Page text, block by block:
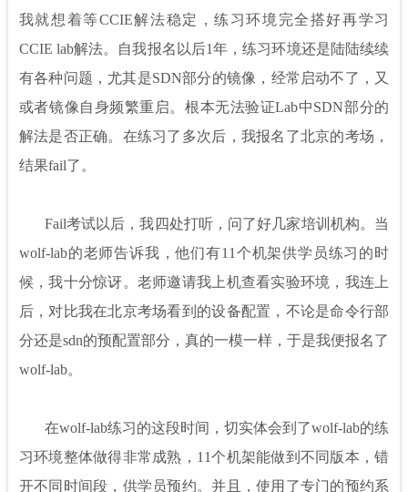
我就想着等CCIE解法稳定，练习环境完全搭好再学习
CCIE lab解法。自我报名以后1年，练习环境还是陆陆续续
有各种问题，尤其是SDN部分的镜像，经常启动不了，又
或者镜像自身频繁重启。根本无法验证Lab中SDN部分的
解法是否正确。在练习了多次后，我报名了北京的考场，
结果fail了。
Fail考试以后，我四处打听，问了好几家培训机构。当
wolf-lab的老师告诉我，他们有11个机架供学员练习的时
候，我十分惊讶。老师邀请我上机查看实验环境，我连上
后，对比我在北京考场看到的设备配置，不论是命令行部
分还是sdn的预配置部分，真的一模一样，于是我便报名了
wolf-lab。
在wolf-lab练习的这段时间，切实体会到了wolf-lab的练
习环境整体做得非常成熟，11个机架能做到不同版本，错
开不同时间段，供学员预约。并且，使用了专门的预约系